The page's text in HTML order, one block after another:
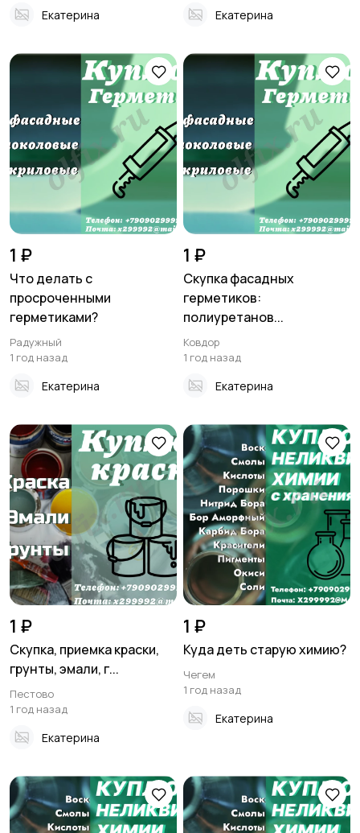
Екатерина Екатерина
1 ₽
Что делать с
просроченными
герметиками?
Радужный
1 год назад
Екатерина
1 ₽
Скупка фасадных
герметиков:
полиуретанов...
Ковдор
1 год назад
Екатерина
1 ₽
Скупка, приемка краски,
грунты, эмали, г...
Пестово
1 год назад
Екатерина
1 ₽
Куда деть старую химию?
Чегем
1 год назад
Екатерина